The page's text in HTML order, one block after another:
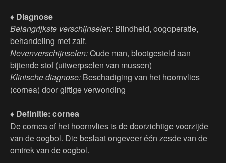
♦ Diagnose
Belangrijkste verschijnselen: Blindheid, oogoperatie,
behandeling met zalf.
Nevenverschijnselen:Oude man, blootgesteld aan
bijtende stof (uitwerpselen van mussen)
Klinische diagnose: Beschadiging van het hoornvlies
(cornea) door giftige verwonding
♦ Definitie: cornea
De cornea of het hoornvlies is de doorzichtige voorzijde
van de oogbol. Die beslaat ongeveer één zesde van de
omtrek van de oogbol.